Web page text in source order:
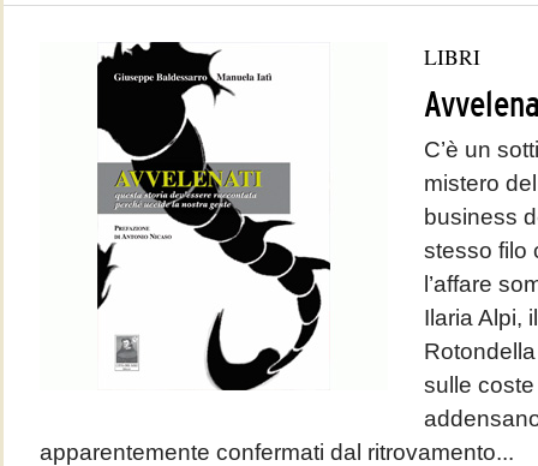
LIBRI
C’è un
mistero
business
stesso filo
l’affare
Ilaria Alpi,
sulle
apparentemente confermati dal ritrovamento...